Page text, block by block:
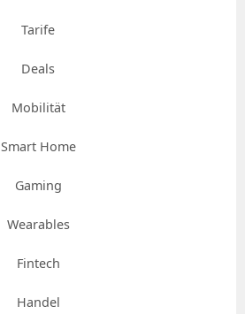
Tarife
Deals
Mobilität
Smart Home
Gaming
Wearables
Fintech
Handel